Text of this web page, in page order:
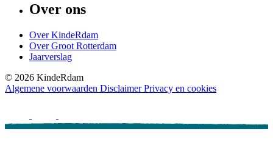
Over ons
Over KindeRdam
Over Groot Rotterdam
Jaarverslag
© 2026 KindeRdam
Algemene voorwaarden Disclaimer Privacy en cookies